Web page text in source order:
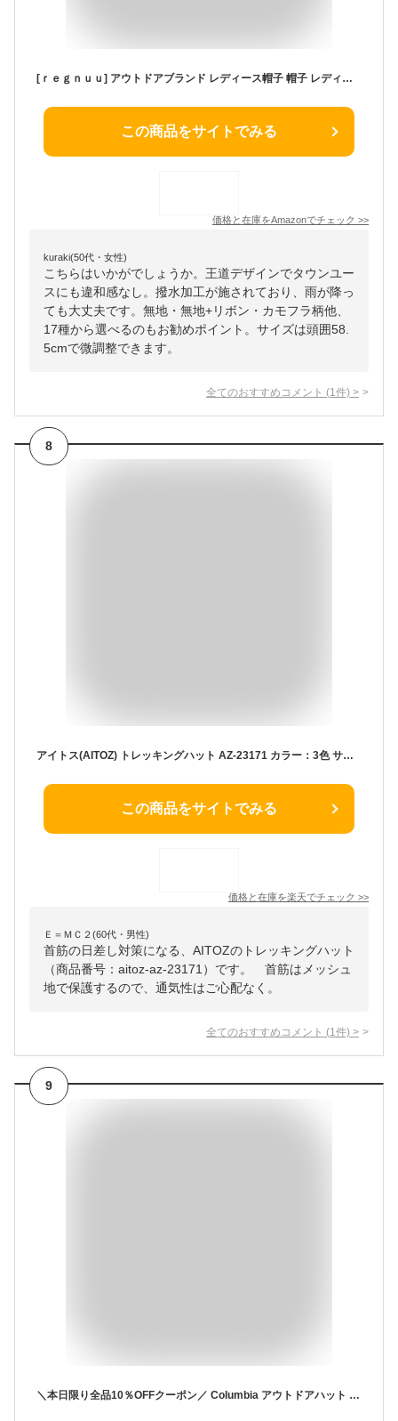
[ｒｅｇｎｕｕ] アウトドアブランド レディース帽子 帽子 レディース UV 折りたたみ アドベンチャーハット サファリハット 撥水 メンズ ツバ広 登山 海 プール 晴雨兼用 春 夏 春夏 夏用 キャンプ ファッション アウトドア 釣り 山登り 登山 (ワンサイズ, チロリアン-ブルー(10563))
この商品をサイトでみる
価格と在庫をAmazonでチェック >>
kuraki(50代・女性)
こちらはいかがでしょうか。王道デザインでタウンユー
スにも違和感なし。撥水加工が施されており、雨が降っ
ても大丈夫です。無地・無地+リボン・カモフラ柄他、
17種から選べるのもお勧めポイント。サイズは頭囲58.
5cmで微調整できます。
全てのおすすめコメント (1 件) >
8
アイトス(AITOZ) トレッキングハット AZ-23171 カラー：3色 サイズ：F(フリー) 帽子・防水・UVカット・アウトドア・フェス・キャンプ・釣り
この商品をサイトでみる
価格と在庫を楽天でチェック >>
Ｅ＝ＭＣ２(60代・男性)
首筋の日差し対策になる、AITOZのトレッキングハット
（商品番号：aitoz-az-23171）です。 首筋はメッシュ
地で保護するので、通気性はご心配なく。
全てのおすすめコメント (1 件) >
9
＼本日限り全品10％OFFクーポン／ Columbia アウトドアハット メンズ 撥水 帽子 UVカット レディース ストレッチ ツイル アドベンチャーハット 吸湿速乾 軽量 通気性抜群 あご紐付き帽子 キャンプ 釣り 登山 フェス ブーニーハット 釣り キャンプ タウンユース 男女兼用